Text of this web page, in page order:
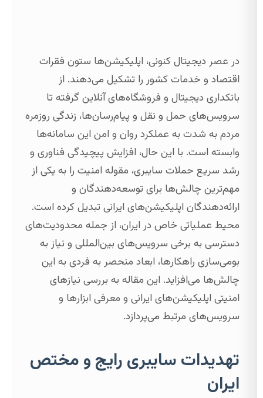
در عصر دیجیتال کنونی، اپلیکیشن‌ها ستون فقرات
اقتصاد و خدمات کشور را تشکیل می‌دهند. از
بانکداری دیجیتال و فروشگاه‌های آنلاین گرفته تا
سرویس‌های حمل و نقل و پیام‌رسان‌ها، زندگی روزمره
مردم به شدت به عملکرد روان و امن این سامانه‌ها
وابسته است. با این حال، افزایش پیچیدگی فناوری و
رشد سریع حملات سایبری، مقوله امنیت را به یکی از
مهم‌ترین چالش‌ها برای توسعه‌دهندگان و
ارائه‌دهندگان اپلیکیشن‌های ایرانی تبدیل کرده است.
محیط عملیاتی خاص در ایران، از جمله محدودیت‌های
دسترسی به برخی سرویس‌های بین‌المللی و نیاز به
بومی‌سازی راهکارها، ابعاد منحصر به فردی به این
چالش‌ها می‌افزاید. این مقاله به بررسی نیازهای
امنیتی اپلیکیشن‌های ایرانی و معرفی ابزارها و
سرویس‌های مرتبط می‌پردازد.
تهدیدات سایبری رایج و مختص
ایران